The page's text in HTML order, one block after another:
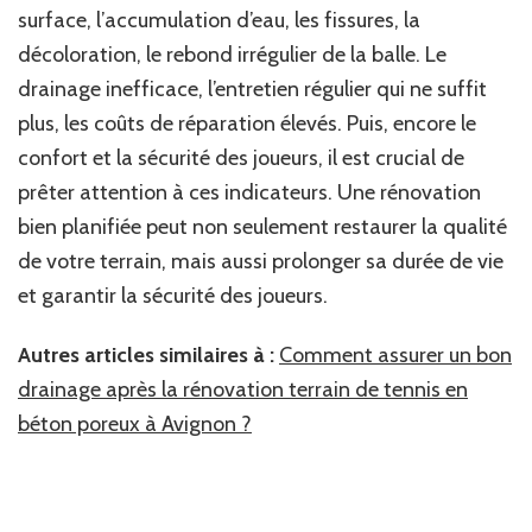
surface, l’accumulation d’eau, les fissures, la
décoloration, le rebond irrégulier de la balle. Le
drainage inefficace, l’entretien régulier qui ne suffit
plus, les coûts de réparation élevés. Puis, encore le
confort et la sécurité des joueurs, il est crucial de
prêter attention à ces indicateurs. Une rénovation
bien planifiée peut non seulement restaurer la qualité
de votre terrain, mais aussi prolonger sa durée de vie
et garantir la sécurité des joueurs.
Autres articles similaires à : Comment assurer un bon
drainage après la rénovation terrain de tennis en
béton poreux à Avignon ?